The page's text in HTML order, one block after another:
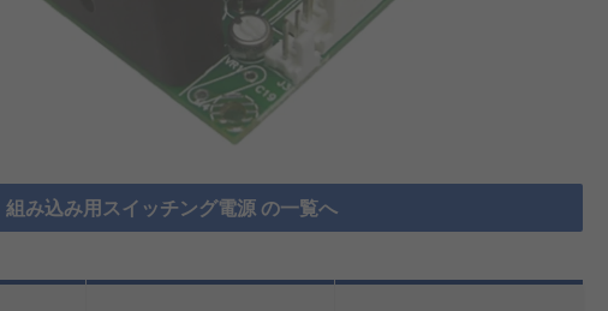
み込み用スイッチング電源 の一覧へ